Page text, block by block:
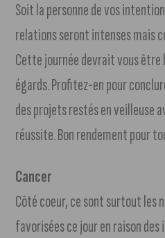
Soit la personne de vos
relations seront intenses mais
Cette journée devrait vous être
égards. Profitez-en pour
des projets restés en veilleuse
réussite. Bon rendement pour
Cancer
Côté coeur, ce sont surtout les
favorisées ce jour en raison des